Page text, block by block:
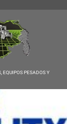
EQUIPOS PESADOS Y